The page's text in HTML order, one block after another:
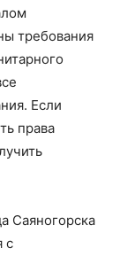
требования
Если
права
Саяногорска
с